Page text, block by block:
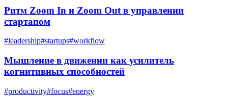
Ритм Zoom In и Zoom Out в управлении
стартапом
#leadership#startups#workflow
Мышление в движении как усилитель
когнитивных способностей
#productivity#focus#energy